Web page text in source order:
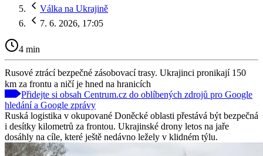
Válka na Ukrajině
7. 6. 2026, 17:05
4 min
Rusové ztrácí bezpečné zásobovací trasy. Ukrajinci pronikají 150
km za frontu a ničí je hned na hranicích
Přidejte si obsah Centrum.cz do oblíbených zdrojů pro Google
hledání a Google zprávy
Ruská logistika v okupované Doněcké oblasti přestává být bezpečná
i desítky kilometrů za frontou. Ukrajinské drony letos na jaře
dosáhly na cíle, které ještě nedávno ležely v klidném týlu.